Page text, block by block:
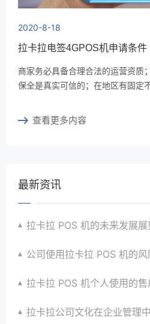
2020-8-18
拉卡拉电签4GPOS机申请条件
商家务必具备合理合法的运营资质
保全是真实可信的；在地区有固定
查看更多内容
最新资讯
拉卡拉 POS 机的未来发展展
公司使用拉卡拉 POS 机的
拉卡拉 POS 机个人使用的
拉卡拉公司文化在企业管理